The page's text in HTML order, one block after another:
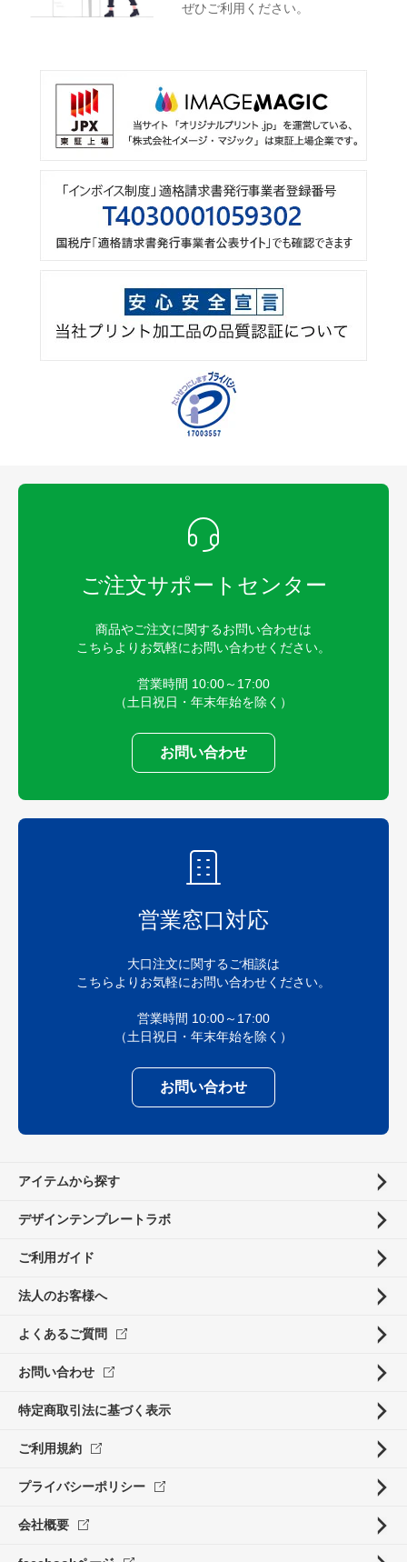
ぜひご利用ください。
ご注文サポートセンター
商品やご注文に関するお問い合わせは
こちらよりお気軽にお問い合わせください。
営業時間 10:00～17:00
（土日祝日・年末年始を除く）
お問い合わせ
営業窓口対応
大口注文に関するご相談は
こちらよりお気軽にお問い合わせください。
営業時間 10:00～17:00
（土日祝日・年末年始を除く）
お問い合わせ
アイテムから探す
デザインテンプレートラボ
ご利用ガイド
法人のお客様へ
よくあるご質問
お問い合わせ
特定商取引法に基づく表示
ご利用規約
プライバシーポリシー
会社概要